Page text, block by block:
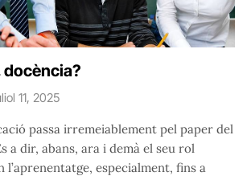
docència?
11, 2025
passa irremeiablement pel paper del
a dir, abans, ara i demà el seu rol
l’aprenentatge, especialment, fins a